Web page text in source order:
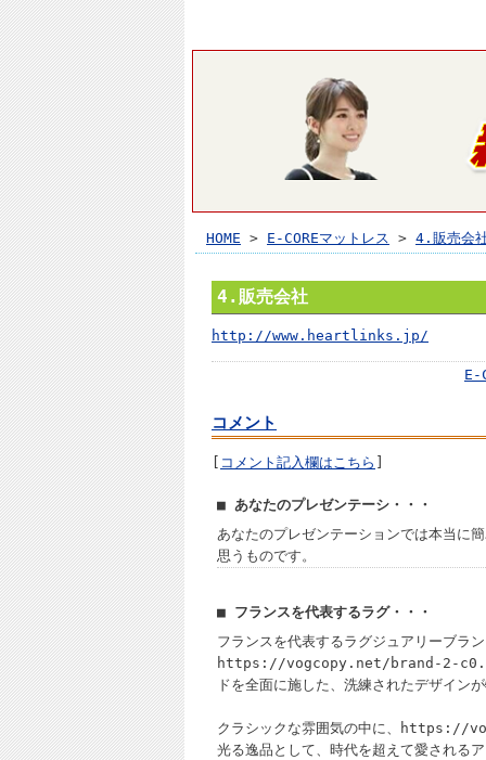
HOME > E-COREマットレス > 4.販売会
4.販売会社
http://www.heartlinks.jp/
E-
コメント
コメント記入欄はこちら
■ あなたのプレゼンテーシ・・・
あなたのプレゼンテーションでは本当に
思うものです。
■ フランスを代表するラグ・・・
フランスを代表するラグジュアリーブラ
https://vogcopy.net/brand-2-
ドを全面に施した、洗練されたデザイン
クラシックな雰囲気の中に、https://
光る逸品として、時代を超えて愛